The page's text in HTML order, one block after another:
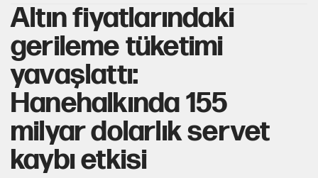
Altın fiyatlarındaki
gerileme tüketimi
yavaşlattı:
Hanehalkında 155
milyar dolarlık servet
kaybı etkisi